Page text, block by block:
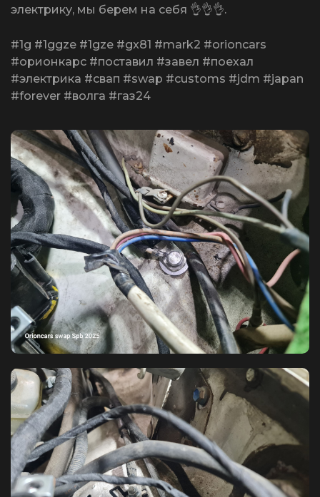
электрику, мы берем на себя 👌👌👌.
#1g #1ggze #1gze #gx81 #mark2 #orioncars
#орионкарс #поставил #завел #поехал
#электрика #свап #swap #customs #jdm #japan
#forever #волга #газ24